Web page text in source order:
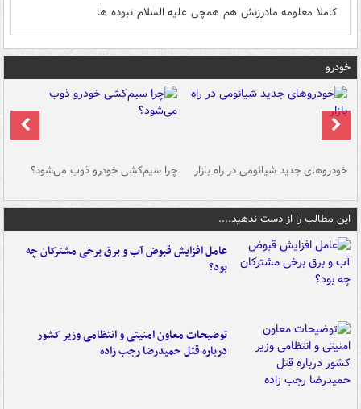
کاملا معلومه مادرزنش هم همچی علیه السلام نبوده ها
خودرو
خودروهای جدید شیائومی در راه بازار چرا سیم‌کشی خودرو ذوب می‌شود؟
این مطالب را از دست ندهید....
عامل افزایش قبوض آب و برق برخی مشترکان چه
بود؟
توضیحات معاون امنیتی و انتظامی وزیر کشور
درباره قتل حمیدرضا رجب زاده